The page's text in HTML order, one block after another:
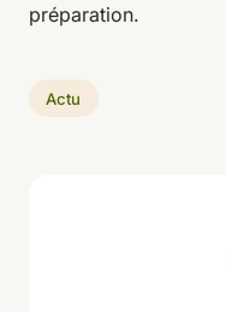
préparation.
Actu